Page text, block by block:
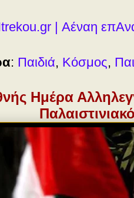
| Αέναη
: Παιδιά, Κόσμος,
Ημέρα